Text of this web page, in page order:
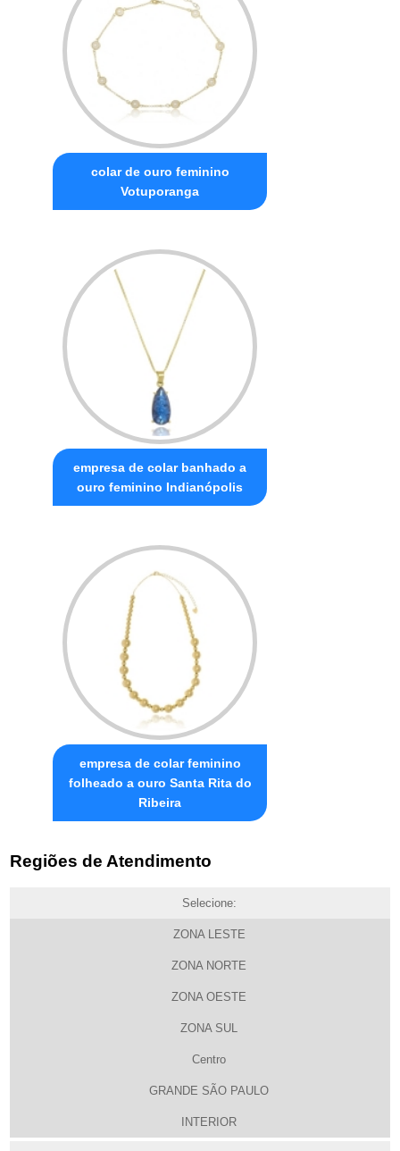
colar de ouro feminino
Votuporanga
empresa de colar banhado a
ouro feminino Indianópolis
empresa de colar feminino
folheado a ouro Santa Rita do
Ribeira
Regiões de Atendimento
Selecione:
ZONA LESTE
ZONA NORTE
ZONA OESTE
ZONA SUL
Centro
GRANDE SÃO PAULO
INTERIOR